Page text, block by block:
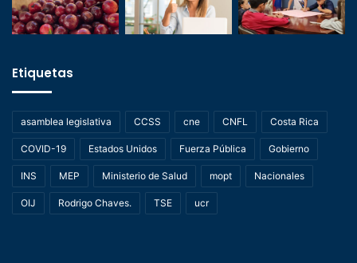
Etiquetas
asamblea legislativa CCSS cne CNFL Costa Rica
COVID-19 Estados Unidos Fuerza Pública Gobierno
INS MEP Ministerio de Salud mopt Nacionales
OIJ Rodrigo Chaves. TSE ucr